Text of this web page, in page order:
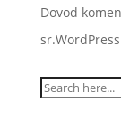
Dovod